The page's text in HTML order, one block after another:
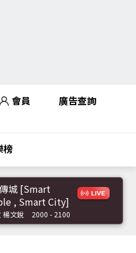
會員 廣告查詢
榜
城 [Smart
, Smart City]
楊文銳 2000 - 2100